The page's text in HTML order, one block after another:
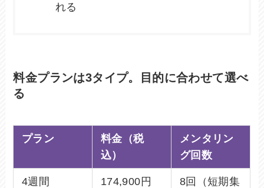
れる
料金プランは3タイプ。目的に合わせて選べ
る
プラン
料金（税
込）
メンタリン
グ回数
4週間 174,900円
8回（短期集